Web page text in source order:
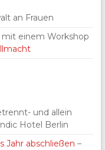
an Frauen
mit einem Workshop
und allein
Hotel Berlin
Jahr abschließen –